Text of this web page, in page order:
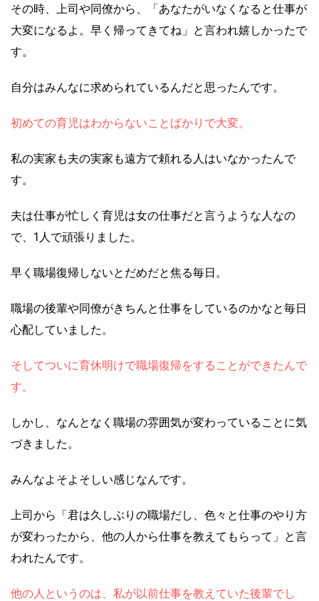
その時、上司や同僚から、「あなたがいなくなると仕事が
大変になるよ。早く帰ってきてね」と言われ嬉しかったで
す。
自分はみんなに求められているんだと思ったんです。
初めての育児はわからないことばかりで大変。
私の実家も夫の実家も遠方で頼れる人はいなかったんで
す。
夫は仕事が忙しく育児は女の仕事だと言うような人なの
で、1人で頑張りました。
早く職場復帰しないとだめだと焦る毎日。
職場の後輩や同僚がきちんと仕事をしているのかなと毎日
心配していました。
そしてついに育休明けで職場復帰をすることができたんで
す。
しかし、なんとなく職場の雰囲気が変わっていることに気
づきました。
みんなよそよそしい感じなんです。
上司から「君は久しぶりの職場だし、色々と仕事のやり方
が変わったから、他の人から仕事を教えてもらって」と言
われたんです。
他の人というのは、私が以前仕事を教えていた後輩でし